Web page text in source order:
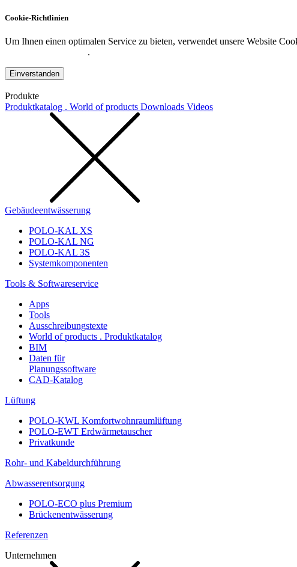
Cookie-Richtlinien
Um Ihnen einen optimalen Service zu bieten, verwendet unsere Website
.
Einverstanden
Produkte
Produktkatalog . World of products Downloads Videos
Gebäudeentwässerung
POLO-KAL XS
POLO-KAL NG
POLO-KAL 3S
Systemkomponenten
Tools & Softwareservice
Apps
Tools
Ausschreibungstexte
World of products . Produktkatalog
BIM
Daten für
Planungssoftware
CAD-Katalog
Lüftung
POLO-KWL Komfortwohnraumlüftung
POLO-EWT Erdwärmetauscher
Privatkunde
Rohr- und Kabeldurchführung
Abwasserentsorgung
POLO-ECO plus Premium
Brückenentwässerung
Referenzen
Unternehmen